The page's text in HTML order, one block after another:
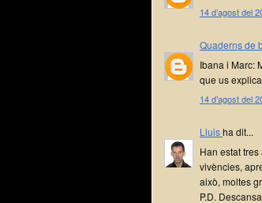
14 d’agost del
Quaderns de
Ibana i Marc:
que us
14 d’agost del
Lluisha dit...
Han estat
vivències,
això, moltes
P.D.